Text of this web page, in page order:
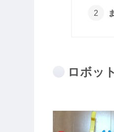
ロボッ